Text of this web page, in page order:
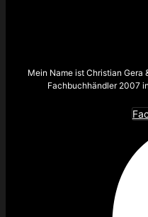
Mein Name ist Christian Gera
Fachbuchhändler 2007